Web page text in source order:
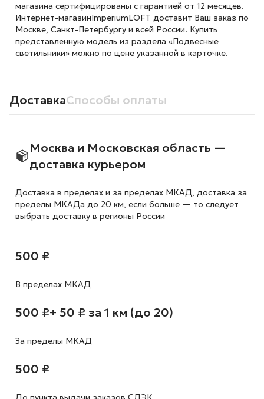
магазина сертифицированы с гарантией от 12 месяцев.
Интернет-магазинImperiumLOFT доставит Ваш заказ по
Москве, Санкт-Петербургу и всей России. Купить
представленную модель из раздела «Подвесные
светильники» можно по цене указанной в карточке.
ДоставкаСпособы оплаты
Москва и Московская область —
доставка курьером
Доставка в пределах и за пределах МКАД, доставка за
пределы МКАДа до 20 км, если больше — то следует
выбрать доставку в регионы России
500 ₽
В пределах МКАД
500 ₽+ 50 ₽ за 1 км (до 20)
За пределы МКАД
500 ₽